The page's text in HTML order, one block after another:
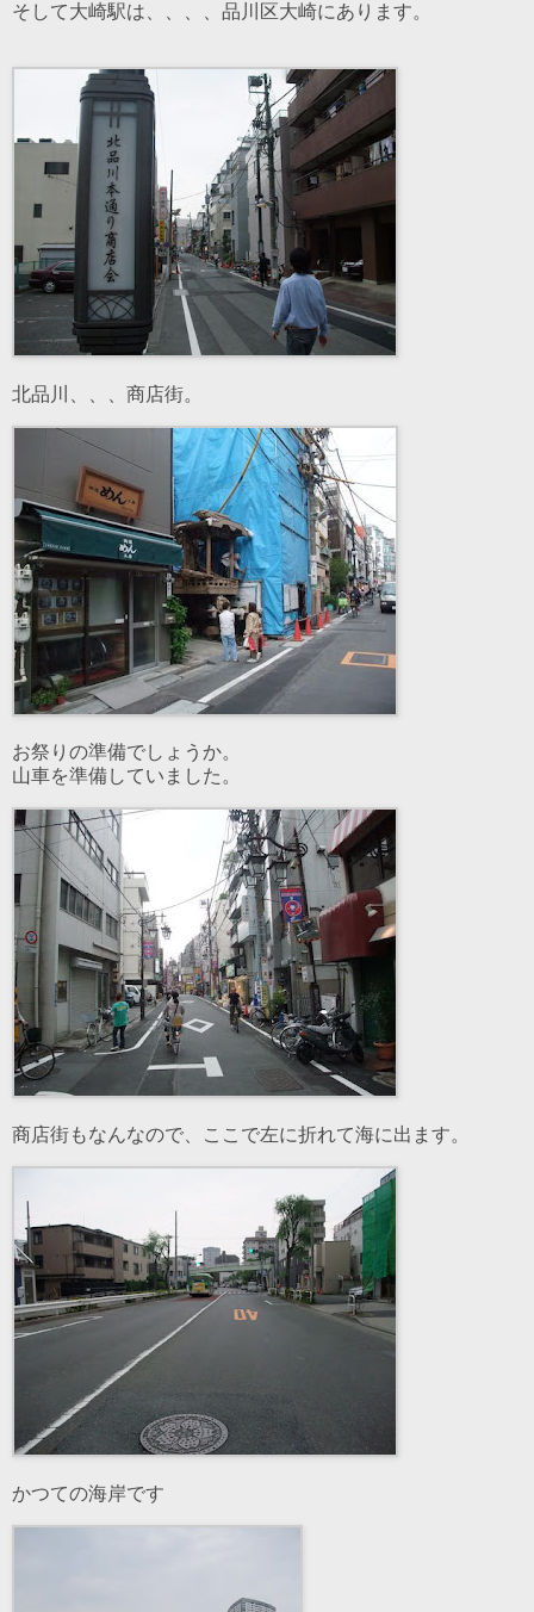
そして大崎駅は、、、、品川区大崎にあります。
北品川、、、商店街。
お祭りの準備でしょうか。
山車を準備していました。
商店街もなんなので、ここで左に折れて海に出ます。
かつての海岸です